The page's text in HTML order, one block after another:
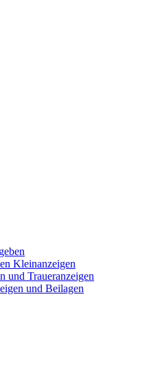
Kleinanzeigen
und Traueranzeigen
und Beilagen